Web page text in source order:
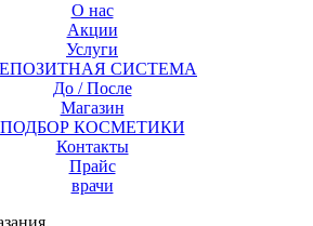
О нас
Акции
Услуги
СИСТЕМА
До / После
Магазин
ПОДБОР КОСМЕТИКИ
Контакты
Прайс
врачи